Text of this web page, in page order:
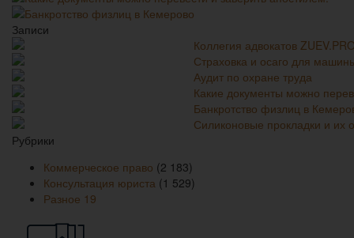
Банкротство физлиц в Кемерово
Записи
Коллегия адвокатов
Страховка и осаго для
Аудит по охране труда
Какие документы можно
Банкротство физлиц в
Силиконовые прокладки и их
Рубрики
Коммерческое право (2 183)
Консультация юриста (1 529)
Разное 19